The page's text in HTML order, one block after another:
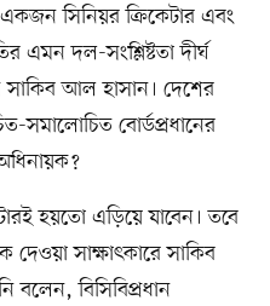
সিনিয়র ক্রিকেটার এবং
এমন দল-সংশ্লিষ্টতা দীর্ঘ
আল হাসান। দেশের
সমালোচিত বোর্ডপ্রধানের
হয়তো এড়িয়ে যাবেন। তবে
দেওয়া সাক্ষাৎকারে সাকিব
বলেন, বিসিবিপ্রধান